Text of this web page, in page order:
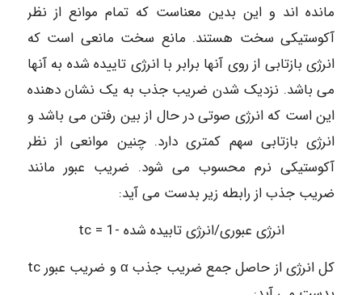
مانده اند و این بدین معناست که تمام موانع از نظر
آکوستیکی سخت هستند. مانع سخت مانعی است که
انرژی بازتابی از روی آنها برابر با انرژی تاییده شده به آنها
می باشد. نزدیک شدن ضریب جذب به یک نشان دهنده
این است که انرژی صوتی در حال از بین رفتن می باشد و
انرژی بازتابی سهم کمتری دارد. چنین موانعی از نظر
آکوستیکی نرم محسوب می شود. ضریب عبور مانند
ضریب جذب از رابطه زیر بدست می آید:
انرژی عبوری/انرژی تابیده شده -1 = tc
کل انرژی از حاصل جمع ضریب جذب α و ضریب عبور tc